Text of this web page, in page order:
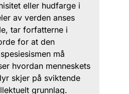
eller hudfarge i
av verden anses
tar forfatterne i
for at den
må
hvordan menneskets
skjer på sviktende
grunnlag.